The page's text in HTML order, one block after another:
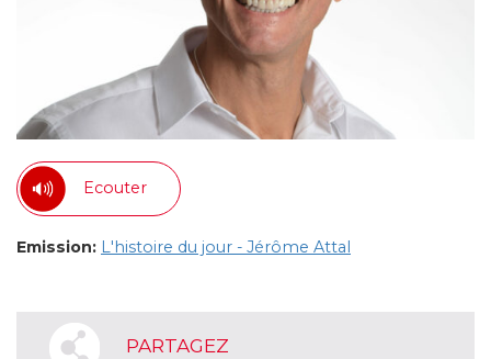
Ecouter
Emission: L'histoire du jour - Jérôme Attal
PARTAGEZ